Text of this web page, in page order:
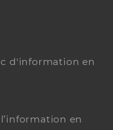
d'information en
en